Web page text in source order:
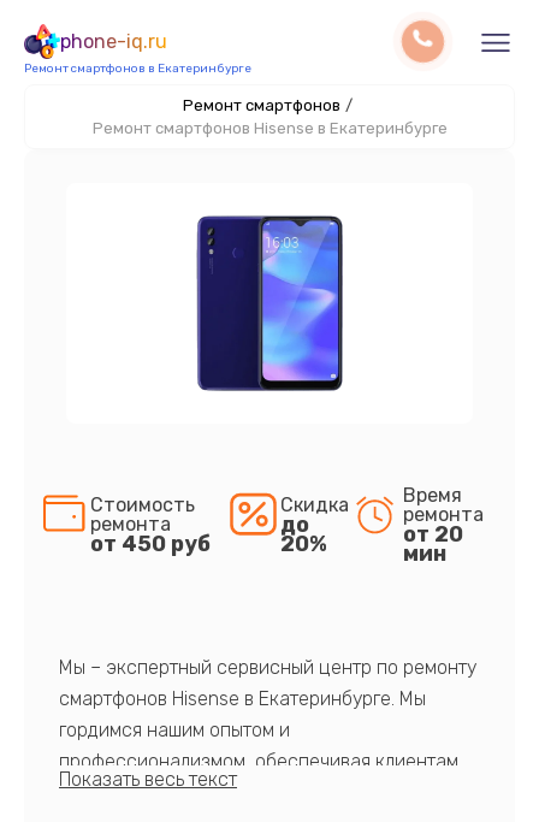
phone-iq.ru
Ремонт смартфонов в Екатеринбурге
Ремонт смартфонов /
Ремонт смартфонов Hisense в Екатеринбурге
Стоимость
ремонта
от 450 руб
Скидка
до
20%
Время
ремонта
от 20
мин
Мы – экспертный сервисный центр по ремонту
смартфонов Hisense в Екатеринбурге. Мы
гордимся нашим опытом и
профессионализмом, обеспечивая клиентам
качественное и оперативное обслуживание.